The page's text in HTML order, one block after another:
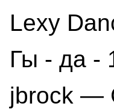
Lexy
Гы - да -
jbrock —